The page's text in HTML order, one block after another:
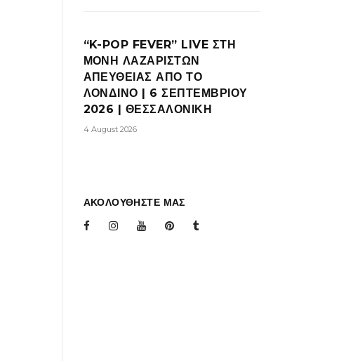
“K-POP FEVER” LIVE ΣΤΗ
ΜΟΝΗ ΛΑΖΑΡΙΣΤΩΝ
ΑΠΕΥΘΕΙΑΣ ΑΠΟ ΤΟ
ΛΟΝΔΙΝΟ | 6 ΣΕΠΤΕΜΒΡΙΟΥ
2026 | ΘΕΣΣΑΛΟΝΙΚΗ
4 August 2026
ΑΚΟΛΟΥΘΗΣΤΕ ΜΑΣ